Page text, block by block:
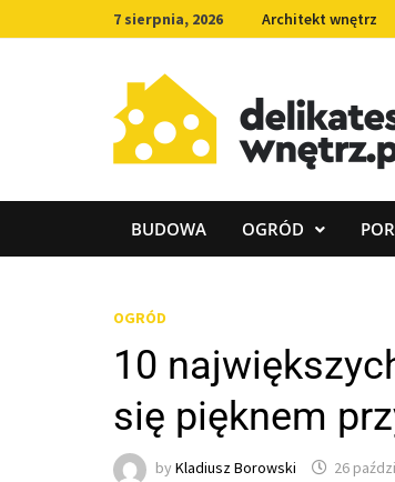
to
7 sierpnia, 2026 Architekt wnętrz
BUDOWA OGRÓD
OGRÓD
10
się pięknem
by Kladiusz Borowski 26